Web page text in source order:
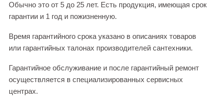
Обычно это от 5 до 25 лет. Есть продукция, имеющая срок
гарантии и 1 год и пожизненную.
Время гарантийного срока указано в описаниях товаров
или гарантийных талонах производителей сантехники.
Гарантийное обслуживание и после гарантийный ремонт
осуществляется в специализированных сервисных
центрах.